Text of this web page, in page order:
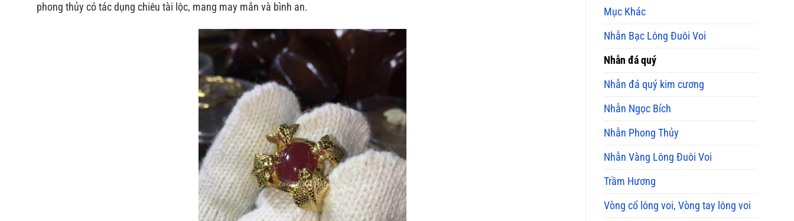
Mục Khác
Nhẫn Bạc Lông Đuôi Voi
Nhẫn đá quý
Nhẫn đá quý kim cương
Nhẫn Ngọc Bích
Nhẫn Phong Thủy
Nhẫn Vàng Lông Đuôi Voi
Trầm Hương
Vòng cổ lông voi, Vòng tay lông voi
phong thủy có tác dụng chiêu tài lộc, mang may mắn và bình an.